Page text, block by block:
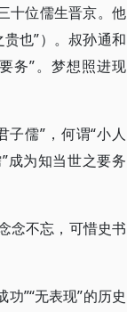
十位儒生晋京。他
也”）。叔孙通和
务”。梦想照进现
子儒”，何谓“小人
成为知当世之要务
念不忘，可惜史书
”“无表现”的历史